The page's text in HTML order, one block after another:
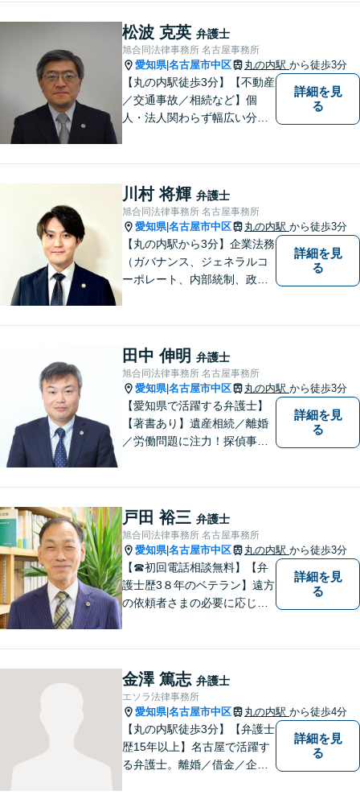
観点を踏まえた解決の見通し
を丁寧に説明し、最適な方法
を見つけていきます。
松波 克英 弁護士
旭合同法律事務所 名古屋事務所
愛知県|名古屋市中区 丸の内駅 から徒歩3分
【丸の内駅徒歩3分】【不動産
／交通事故／相続など】個
人・法人関わらず幅広い分野
様のお望みの解決に導きま
す。まずはお気軽にご相談く
ださい！【完全個室対応】
詳細を見
る
川村 将輝 弁護士
旭合同法律事務所 名古屋事務所
愛知県|名古屋市中区 丸の内駅 から徒歩3分
【丸の内駅から3分】企業法務
（ガバナンス、ジェネラルコ
ーポレート、内部統制、政策
ど。個人・法人問わず、初め
ての方でもまずはご相談下さ
い。【ビデオ面談・メール相
談対応】
詳細を見
る
田中 伸明 弁護士
旭合同法律事務所 名古屋事務所
愛知県|名古屋市中区 丸の内駅 から徒歩3分
【愛知県で活躍する弁護士】
【著書あり】遺産相続／離婚
／労働問題に注力！探偵事務
す。お困りごとがあれば、お
気軽にご相談を！【法テラス
可】
詳細を見
る
戸田 裕三 弁護士
旭合同法律事務所 名古屋事務所
愛知県|名古屋市中区 丸の内駅 から徒歩3分
【☎︎初回電話相談無料】【弁
護士歴3８年のベテラン】遠方
の依頼者さまの必要に応じて
っては分割払いにも対応させ
ていただいております【地下
鉄鶴舞線丸の内駅より徒歩５
分】
詳細を見
る
金澤 篤志 弁護士
エソラ法律事務所
愛知県|名古屋市中区 丸の内駅 から徒歩4分
【丸の内駅徒歩3分】【弁護士
歴15年以上】名古屋で活躍す
る弁護士。離婚／借金／企業
詳細を見
る